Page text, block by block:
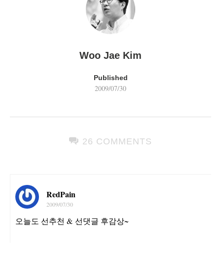
Woo Jae Kim
Published
2009/07/30
26 COMMENTS
RedPain
2009/07/30
오늘도 선추천 & 선댓글 후감상~